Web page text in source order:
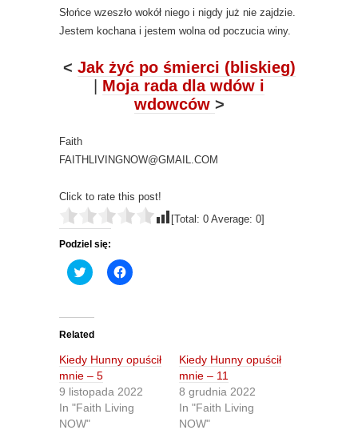
Słońce wzeszło wokół niego i nigdy już nie zajdzie.
Jestem kochana i jestem wolna od poczucia winy.
< Jak żyć po śmierci (bliskieg)
Moja rada dla wdów i
wdowców >
Faith
FAITHLIVINGNOW@GMAIL.COM
Click to rate this post!
[Total: 0 Average: 0]
Podziel się:
C
l
t
o
s
h
a
r
e
o
n
T
w
C
l
a
e
o
n
F
Related
Kiedy Hunny opuścił
mnie – 5
9 listopada 2022
In "Faith Living
NOW"
Kiedy Hunny opuścił
mnie – 11
8 grudnia 2022
In "Faith Living
NOW"